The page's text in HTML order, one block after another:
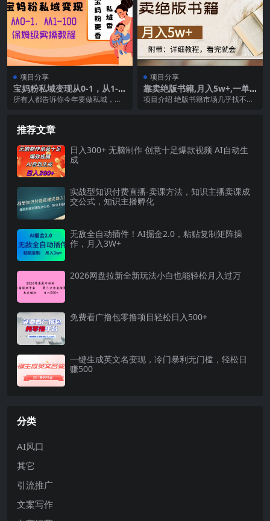
项目分享
宝妈粉私域变现从0-1，从1-1
00，保姆级实操教程，长久稳
所有人都告诉你今年要做私域，但
项目分享
靠卖绝版书籍,月入5w+,一单1
99，一天平均20单以上，最高
项目介绍 绝版书籍市场几乎找不
推荐文章
日入300+ 无脑制作 创意十足爆款视频 AI自动生
成
实战型知识付费直播-卖课方法，知识主播卖课成
交公式，知识主播孵化
无敌全自动插件！AI掘金2.0，粘贴复制矩阵操
作，月入3W+
2026网盘拉新全新玩法小白也能轻松月入过万
免费看广撸包零撸项目轻松日入500+
一键生成英文名变现，冷门暴利无门槛，轻松日
赚500
分类
AI风口
其它
引流推广
文案写作